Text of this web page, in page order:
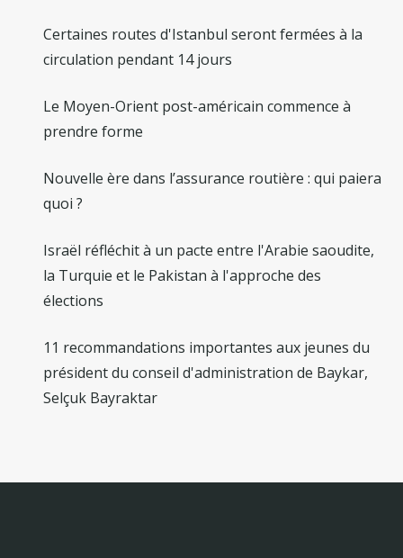
Certaines routes d'Istanbul seront fermées à la
circulation pendant 14 jours
Le Moyen-Orient post-américain commence à
prendre forme
Nouvelle ère dans l’assurance routière : qui paiera
quoi ?
Israël réfléchit à un pacte entre l'Arabie saoudite,
la Turquie et le Pakistan à l'approche des
élections
11 recommandations importantes aux jeunes du
président du conseil d'administration de Baykar,
Selçuk Bayraktar